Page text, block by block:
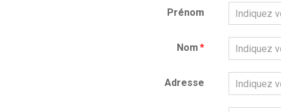
Prénom
Nom *
Adresse